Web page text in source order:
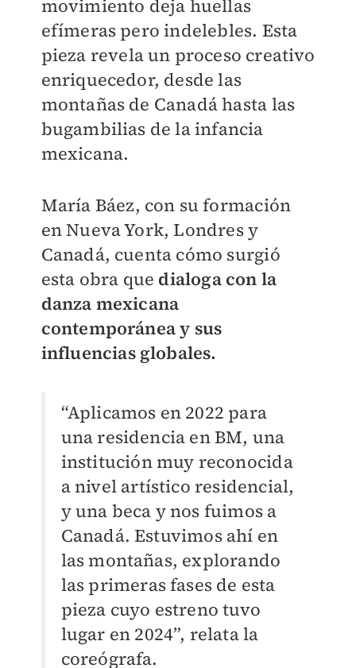
movimiento deja huellas
efímeras pero indelebles. Esta
pieza revela un proceso creativo
enriquecedor, desde las
montañas de Canadá hasta las
bugambilias de la infancia
mexicana.
María Báez, con su formación
en Nueva York, Londres y
Canadá, cuenta cómo surgió
esta obra que dialoga con la
danza mexicana
contemporánea y sus
influencias globales.
“Aplicamos en 2022 para
una residencia en BM, una
institución muy reconocida
a nivel artístico residencial,
y una beca y nos fuimos a
Canadá. Estuvimos ahí en
las montañas, explorando
las primeras fases de esta
pieza cuyo estreno tuvo
lugar en 2024”, relata la
coreógrafa.